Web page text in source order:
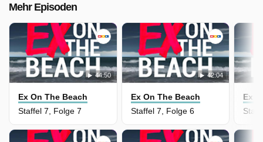
Mehr Episoden
44:50
Ex On The Beach
Staffel 7, Folge 7
42:04
Ex On The Beach
Staffel 7, Folge 6
Ex